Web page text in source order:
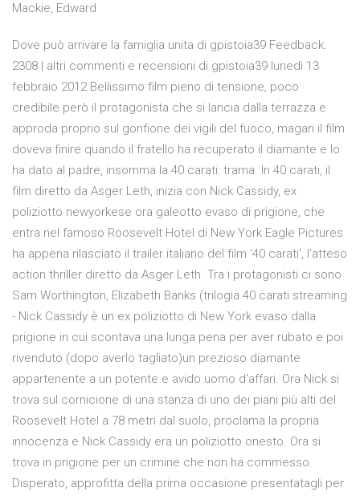
Mackie, Edward
Dove può arrivare la famiglia unita di gpistoia39 Feedback:
2308 | altri commenti e recensioni di gpistoia39 lunedì 13
febbraio 2012 Bellissimo film pieno di tensione, poco
credibile però il protagonista che si lancia dalla terrazza e
approda proprio sul gonfione dei vigili del fuoco, magari il film
doveva finire quando il fratello ha recuperato il diamante e lo
ha dato al padre, insomma la 40 carati: trama. In 40 carati, il
film diretto da Asger Leth, inizia con Nick Cassidy, ex
poliziotto newyorkese ora galeotto evaso di prigione, che
entra nel famoso Roosevelt Hotel di New York Eagle Pictures
ha appena rilasciato il trailer italiano del film '40 carati', l'atteso
action thriller diretto da Asger Leth. Tra i protagonisti ci sono
Sam Worthington, Elizabeth Banks (trilogia 40 carati streaming
- Nick Cassidy è un ex poliziotto di New York evaso dalla
prigione in cui scontava una lunga pena per aver rubato e poi
rivenduto (dopo averlo tagliato)un prezioso diamante
appartenente a un potente e avido uomo d'affari. Ora Nick si
trova sul cornicione di una stanza di uno dei piani più alti del
Roosevelt Hotel a 78 metri dal suolo, proclama la propria
innocenza e Nick Cassidy era un poliziotto onesto. Ora si
trova in prigione per un crimine che non ha commesso.
Disperato, approfitta della prima occasione presentatagli per